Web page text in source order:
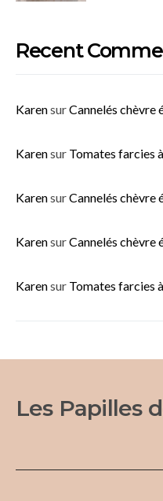
Recent
KarensurCannelés chèvre
Karensur Tomates farcies
KarensurCannelés chèvre
KarensurCannelés chèvre
Karensur Tomates farcies
Les Papilles